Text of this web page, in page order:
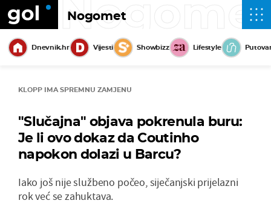
Nogomet
Dnevnik.hr Vijesti Showbizz Lifestyle
KLOPP IMA SPREMNU ZAMJENU
"Slučajna" objava pokrenula buru:
Je li ovo dokaz da Coutinho
napokon dolazi u Barcu?
Iako još nije službeno počeo, siječanjski prijelazni
rok već se zahuktava.